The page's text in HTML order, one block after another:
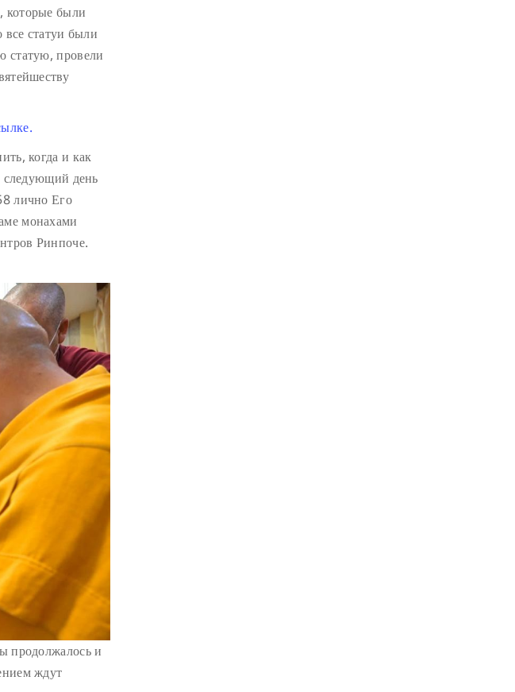
которые были
статуи были
статую, провели
когда и как
следующий день
лично Его
монахами
Ринпоче.
продолжалось и
ждут